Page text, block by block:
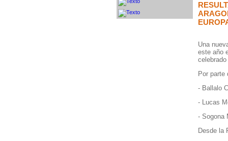
Una
este año
Por parte
- Ballalo
- Lucas
- Sogona
Desde la